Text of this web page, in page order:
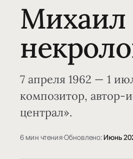
Михаил
7 апреля 1962 — 1
композитор, автор-
централ».
6 мин чтения·Обновлено:Июнь